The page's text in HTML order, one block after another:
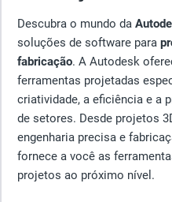
Descubra o mundo da
soluções de software para
fabricação. A Autodesk
ferramentas projetadas
criatividade, a eficiência e a
de setores. Desde projetos
engenharia precisa e
fornece a você as
projetos ao próximo nível.